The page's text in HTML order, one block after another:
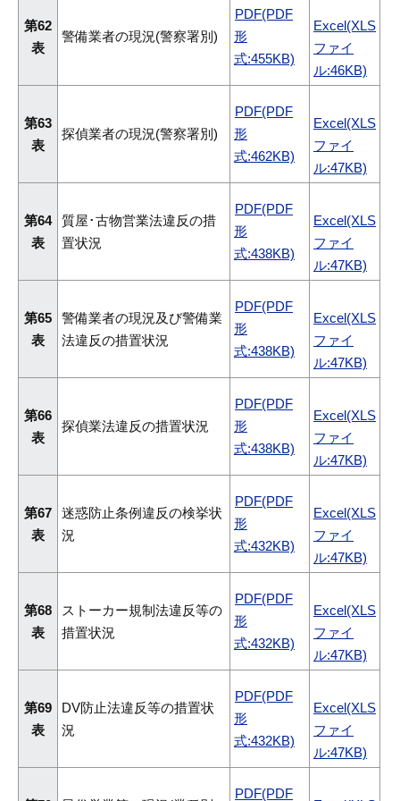
第62
表
警備業者の現況(警察署別)
PDF(PDF
形
式:455KB)
Excel(XLS
ファイ
ル:46KB)
第63
表
探偵業者の現況(警察署別)
PDF(PDF
形
式:462KB)
Excel(XLS
ファイ
ル:47KB)
第64
表
質屋･古物営業法違反の措
置状況
PDF(PDF
形
式:438KB)
Excel(XLS
ファイ
ル:47KB)
第65
表
警備業者の現況及び警備業
法違反の措置状況
PDF(PDF
形
式:438KB)
Excel(XLS
ファイ
ル:47KB)
第66
表
探偵業法違反の措置状況
PDF(PDF
形
式:438KB)
Excel(XLS
ファイ
ル:47KB)
第67
表
迷惑防止条例違反の検挙状
況
PDF(PDF
形
式:432KB)
Excel(XLS
ファイ
ル:47KB)
第68
表
ストーカー規制法違反等の
措置状況
PDF(PDF
形
式:432KB)
Excel(XLS
ファイ
ル:47KB)
第69
表
DV防止法違反等の措置状
況
PDF(PDF
形
式:432KB)
Excel(XLS
ファイ
ル:47KB)
PDF(PDF